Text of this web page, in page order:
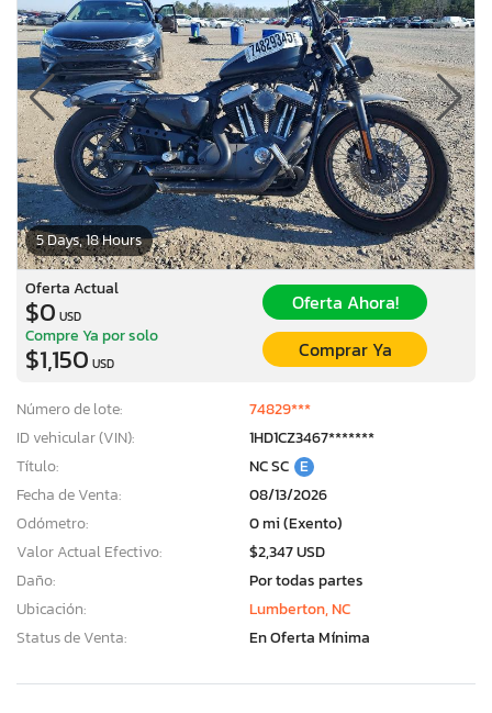
5 Days, 18 Hours
Oferta Actual
$0 USD
Oferta Ahora!
Compre Ya por solo
$1,150 USD
Comprar Ya
Número de lote:
74829***
ID vehicular (VIN):
1HD1CZ3467*******
Título:
NC SC E
Fecha de Venta:
08/13/2026
Odómetro:
0 mi (Exento)
Valor Actual Efectivo:
$2,347 USD
Daño:
Por todas partes
Ubicación:
Lumberton, NC
Status de Venta:
En Oferta Mínima